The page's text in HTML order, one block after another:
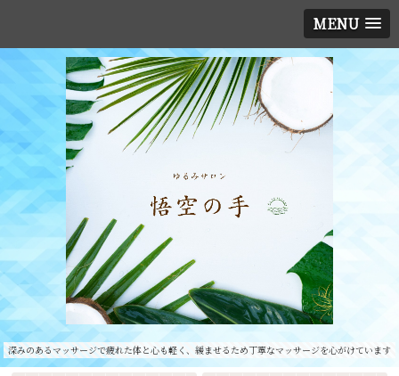
MENU
深みのあるマッサージで疲れた体と心も軽く、緩ませるため丁寧なマッサージを心がけています